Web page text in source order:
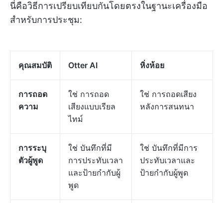
นี่คือวิธีการเปรียบเทียบกันโดยตรงในฐานะเครื่องมือ
สำหรับการประชุม:
คุณสมบัติ Otter AI หิ่งห้อย
การถอด
ความ
ใช่ การถอด
เสียงแบบเรียล
ไทม์
ใช่ การถอดเสียง
หลังการสนทนา
การระบุ
ตัวผู้พูด
ใช่ บันทึกที่มี
การประทับเวลา
และป้ายกำกับผู้
พูด
ใช่ บันทึกที่มีการ
ประทับเวลาและ
ป้ายกำกับผู้พูด